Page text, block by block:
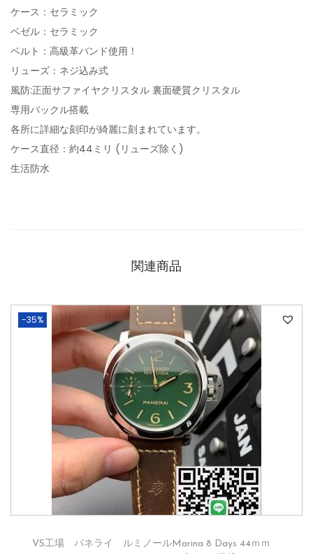
ケース：セラミック
ベゼル：セラミック
ベルト：高級革バンド使用！
リューズ：ネジ込み式
風防:正面サファイヤクリスタル 裏面硬質クリスタル
専用バックル搭載
各所に詳細な刻印が綺麗に刻まれています。
ケース直径：約44ミリ (リューズ除く)
生活防水
関連商品
-35%
VS工場 パネライ ルミノールMarina 8 Days 44ｍｍ